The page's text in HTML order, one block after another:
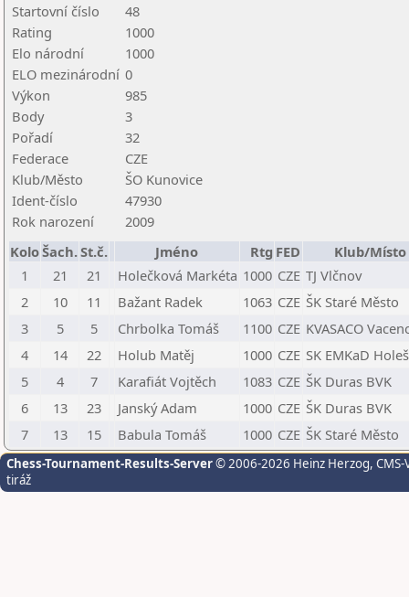
Startovní číslo
48
Rating
1000
Elo národní
1000
ELO mezinárodní 0
Výkon
985
Body
3
Pořadí
32
Federace
CZE
Klub/Město
ŠO Kunovice
Ident-číslo
47930
Rok narození
2009
KoloŠach.St.č. Jméno Rtg FED
Klub/Místo
1
21 21 Holečková Markéta 1000 CZE TJ Vlčnov
2
10 11 Bažant Radek 1063 CZE ŠK Staré Město
3
5 5 Chrbolka Tomáš 1100 CZE KVASACO
4
14 22 Holub Matěj 1000 CZE SK EMKaD
5
4 7 Karafiát Vojtěch 1083 CZE ŠK Duras BVK
6
13 23 Janský Adam 1000 CZE ŠK Duras BVK
7
13 15 Babula Tomáš 1000 CZE ŠK Staré Město
Chess-Tournament-Results-Server© 2006-2026 Heinz Herzog,
tiráž